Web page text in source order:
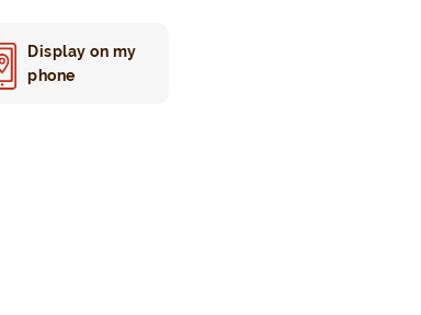
Display on my
phone